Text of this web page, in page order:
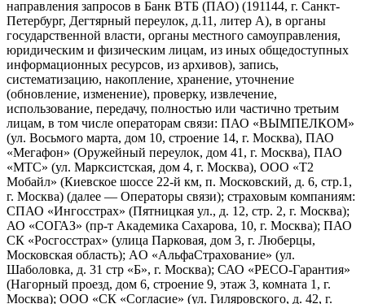
направления запросов в Банк ВТБ (ПАО) (191144, г. Санкт-
Петербург, Дегтярный переулок, д.11, литер А), в органы
государственной власти, органы местного самоуправления,
юридическим и физическим лицам, из иных общедоступных
информационных ресурсов, из архивов), запись,
систематизацию, накопление, хранение, уточнение
(обновление, изменение), проверку, извлечение,
использование, передачу, полностью или частично третьим
лицам, в том числе операторам связи: ПАО «ВЫМПЕЛКОМ»
(ул. Восьмого марта, дом 10, строение 14, г. Москва), ПАО
«Мегафон» (Оружейный переулок, дом 41, г. Москва), ПАО
«МТС» (ул. Марксистская, дом 4, г. Москва), ООО «Т2
Мобайл» (Киевское шоссе 22-й км, п. Московский, д. 6, стр.1,
г. Москва) (далее — Операторы связи); страховым компаниям:
СПАО «Ингосстрах» (Пятницкая ул., д. 12, стр. 2, г. Москва);
АО «СОГАЗ» (пр-т Академика Сахарова, 10, г. Москва); ПАО
СК «Росгосстрах» (улица Парковая, дом 3, г. Люберцы,
Московская область); AO «АльфаСтрахование» (ул.
Шаболовка, д. 31 стр «Б», г. Москва); САО «РЕСО-Гарантия»
(Нагорный проезд, дом 6, строение 9, этаж 3, комната 1, г.
Москва); ООО «СК «Согласие» (ул. Гиляровского, д. 42, г.